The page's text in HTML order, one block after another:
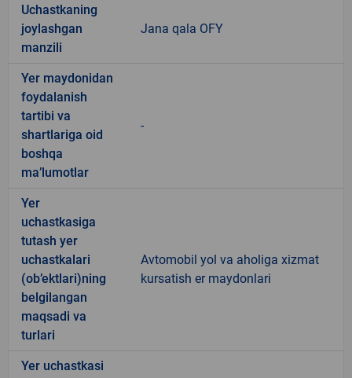
Uchastkaning
joylashgan
manzili
Jana qala OFY
Yer maydonidan
foydalanish
tartibi va
shartlariga oid
boshqa
ma’lumotlar
-
Yer
uchastkasiga
tutash yer
uchastkalari
(ob’ektlari)ning
belgilangan
maqsadi va
turlari
Avtomobil yol va aholiga xizmat
kursatish er maydonlari
Yer uchastkasi